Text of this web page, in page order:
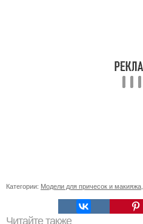
Категории: Модели для причесок и макияжа,
Читайте также